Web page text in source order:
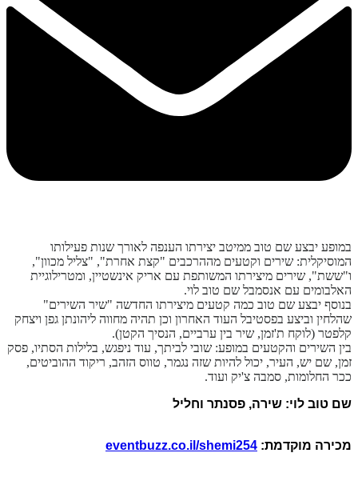
במופע יבצע שם טוב ממיטב יצירתו הענפה לאורך שנות פעילותו
המוסיקלית: שירים וקטעים מההרכבים "קצת אחרת", "צליל מכוון",
ו"ששת", שירים מיצירתו המשותפת עם אריק אינשטיין, ומטרילוגיית
האלבומים עם אנסמבל שם טוב לוי.
בנוסף יבצע שם טוב כמה קטעים מיצירתו החדשה "שיר השירים"
שהלחין וביצע בפסטיבל העוד האחרון וכן תהיה מחווה ליהונתן גפן ויצחק
קלפטר (לוקח ת'זמן, שיר בין ערביים, הנסיך הקטן).
בין השירים והקטעים במופע: שובי לביתך, עוד ניפגש, בלילות הסתיו, פסק
זמן, שם יש, העיר, יכול להיות שזה נגמר, טווס הזהב, ריקוד ההוביטים,
ככר החלומות, סמבה צ'יק ועוד.
שם טוב לוי: שירה, פסנתר וחליל
מכירה מוקדמת: eventbuzz.co.il/shemi254